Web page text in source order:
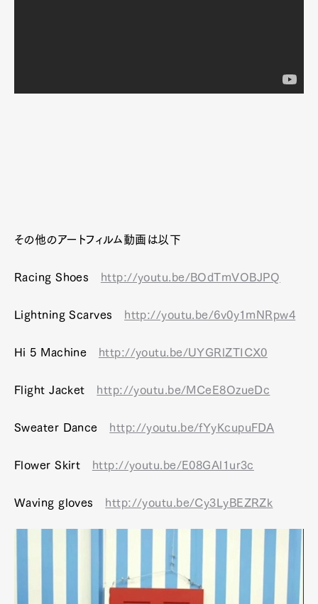
その他のアートフィルム動画は以下
Racing Shoes http://youtu.be/BOdTmVOBJPQ
Lightning Scarves http://youtu.be/6v0y1mNRpw4
Hi 5 Machine http://youtu.be/UYGRlZTICX0
Flight Jacket http://youtu.be/MCeE8OzueDc
Sweater Dance http://youtu.be/fYyKcupuFDA
Flower Skirt http://youtu.be/E08GAl1ur3c
Waving gloves http://youtu.be/Cy3LyBEZRZk